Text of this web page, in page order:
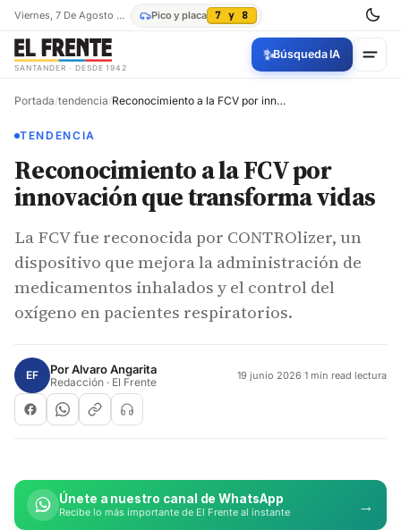
Viernes, 7 De Agosto De 2026 Pico y placa 7 y 8
SANTANDER · DESDE 1942
✨Búsqueda IA
Portada/tendencia/ Reconocimiento a la FCV por innovación que transforma vidas
TENDENCIA
Reconocimiento a la FCV por
innovación que transforma vidas
La FCV fue reconocida por CONTROlizer, un
dispositivo que mejora la administración de
medicamentos inhalados y el control del
oxígeno en pacientes respiratorios.
EF PorAlvaro Angarita
Redacción · El Frente 19 junio 2026·1 min read lectura
Únete a nuestro canal de WhatsApp
Recibe lo más importante de El Frente al instante →